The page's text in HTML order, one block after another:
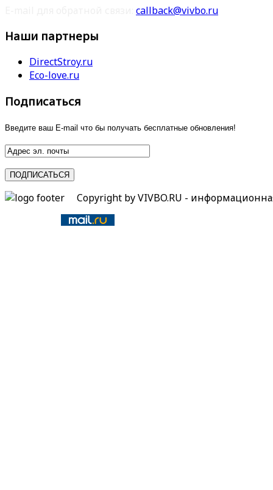
callback@vivbo.ru
Наши партнеры
DirectStroy.ru
Eco-love.ru
Подписаться
Введите ваш E-mail что бы получать бесплатные обновления!
Copyright by VIVBO.RU -